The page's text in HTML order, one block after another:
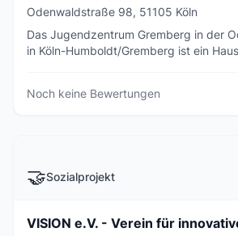
Odenwaldstraße 98, 51105 Köln
Das Jugendzentrum Gremberg in der
in Köln-Humboldt/Gremberg ist ein
Noch keine Bewertungen
🤝Sozialprojekt